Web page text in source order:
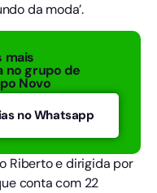
da moda’.
mais
no grupo de
Novo
no Whatsapp
Riberto e dirigida por
conta com 22